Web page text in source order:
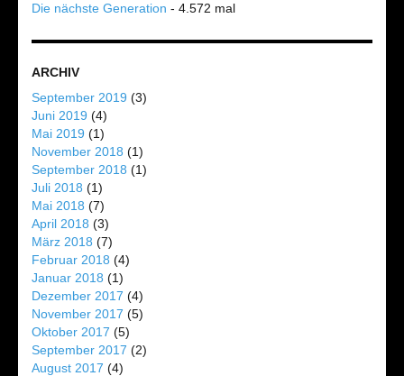
Die nächste Generation - 4.572 mal
ARCHIV
September 2019 (3)
Juni 2019 (4)
Mai 2019 (1)
November 2018 (1)
September 2018 (1)
Juli 2018 (1)
Mai 2018 (7)
April 2018 (3)
März 2018 (7)
Februar 2018 (4)
Januar 2018 (1)
Dezember 2017 (4)
November 2017 (5)
Oktober 2017 (5)
September 2017 (2)
August 2017 (4)